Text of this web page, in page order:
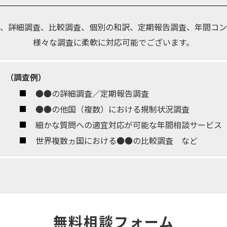
詳細調査、比較調査、個別の和訳、定期報告調査、年間コ
様々な調査に柔軟に対応可能でございます。
（調査例）
●●の詳細調査／定期報告調査
●●の他国（複数）における規制状況調査
細かな質問への適宜対応が可能な年間相談サービス
世界複数ヵ国における●●の比較調査 など
無料相談フォーム